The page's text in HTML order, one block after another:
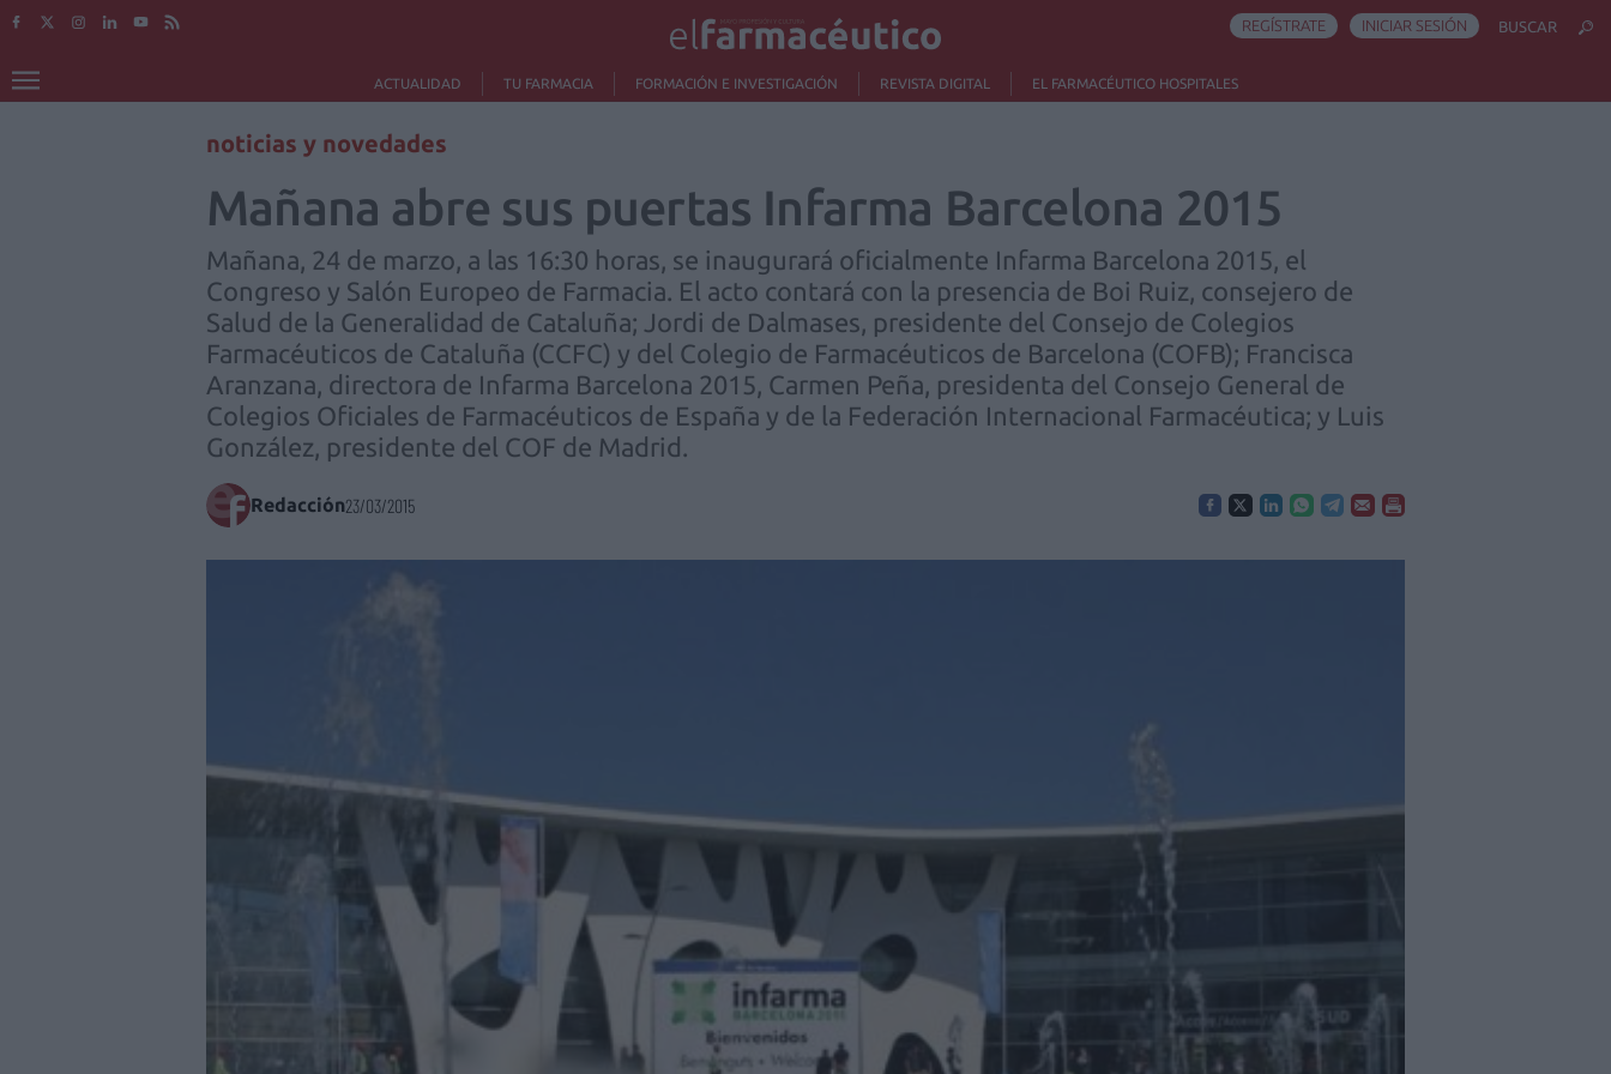
ACTUALIDAD TU FARMACIA FORMACIÓN E INVESTIGACIÓN REVISTA DIGITAL EL FARMACÉUTICO HOSPITALES
REGÍSTRATE INICIAR SESIÓN BUSCAR
noticias y novedades
Mañana abre sus puertas Infarma Barcelona 2015
Mañana, 24 de marzo, a las 16:30 horas, se inaugurará oficialmente Infarma Barcelona 2015, el
Congreso y Salón Europeo de Farmacia. El acto contará con la presencia de Boi Ruiz, consejero de
Salud de la Generalidad de Cataluña; Jordi de Dalmases, presidente del Consejo de Colegios
Farmacéuticos de Cataluña (CCFC) y del Colegio de Farmacéuticos de Barcelona (COFB); Francisca
Aranzana, directora de Infarma Barcelona 2015, Carmen Peña, presidenta del Consejo General de
Colegios Oficiales de Farmacéuticos de España y de la Federación Internacional Farmacéutica; y Luis
González, presidente del COF de Madrid.
Redacción23/03/2015